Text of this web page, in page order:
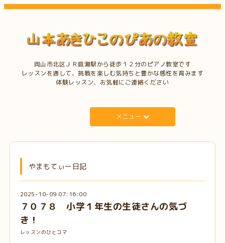
岡山市北区ＪＲ庭瀬駅から徒歩１２分のピアノ教室です
レッスンを通して、挑戦を楽しむ気持ちと豊かな感性を育みます
体験レッスン、お気軽にご連絡ください
メニュー
やまもてぃー日記
2025-10-09 07:16:00
７０７８ 小学１年生の生徒さんの気づ
き！
レッスンのひとコマ